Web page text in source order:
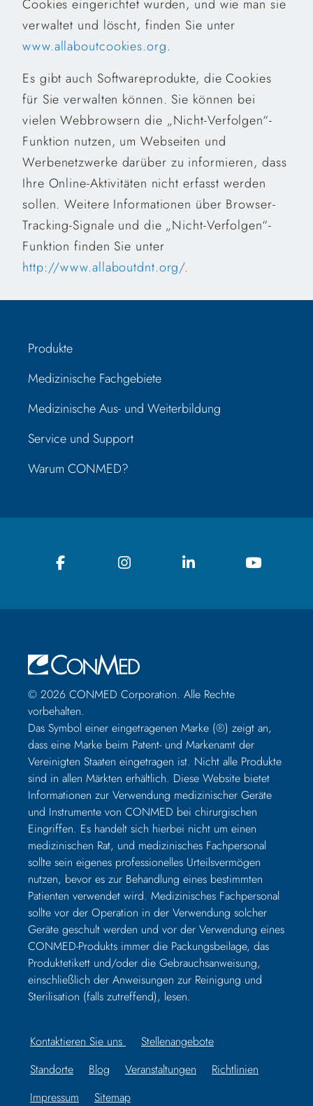
Cookies eingerichtet wurden, und wie man sie
verwaltet und löscht, finden Sie unter
www.allaboutcookies.org.
Es gibt auch Softwareprodukte, die Cookies
für Sie verwalten können. Sie können bei
vielen Webbrowsern die „Nicht-Verfolgen“-
Funktion nutzen, um Webseiten und
Werbenetzwerke darüber zu informieren, dass
Ihre Online-Aktivitäten nicht erfasst werden
sollen. Weitere Informationen über Browser-
Tracking-Signale und die „Nicht-Verfolgen“-
Funktion finden Sie unter
http://www.allaboutdnt.org/.
Produkte
Medizinische Fachgebiete
Medizinische Aus- und Weiterbildung
Service und Support
Warum CONMED?
© 2026 CONMED Corporation. Alle Rechte
vorbehalten.
Das Symbol einer eingetragenen Marke (®) zeigt an,
dass eine Marke beim Patent- und Markenamt der
Vereinigten Staaten eingetragen ist. Nicht alle Produkte
sind in allen Märkten erhältlich. Diese Website bietet
Informationen zur Verwendung medizinischer Geräte
und Instrumente von CONMED bei chirurgischen
Eingriffen. Es handelt sich hierbei nicht um einen
medizinischen Rat, und medizinisches Fachpersonal
sollte sein eigenes professionelles Urteilsvermögen
nutzen, bevor es zur Behandlung eines bestimmten
Patienten verwendet wird. Medizinisches Fachpersonal
sollte vor der Operation in der Verwendung solcher
Geräte geschult werden und vor der Verwendung eines
CONMED-Produkts immer die Packungsbeilage, das
Produktetikett und/oder die Gebrauchsanweisung,
einschließlich der Anweisungen zur Reinigung und
Sterilisation (falls zutreffend), lesen.
Kontaktieren Sie uns
Stellenangebote
Standorte
Blog Veranstaltungen
Richtlinien
Impressum
Sitemap